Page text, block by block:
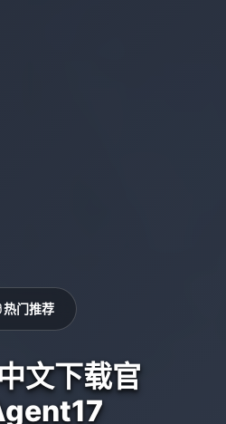
热门推荐
文下载官